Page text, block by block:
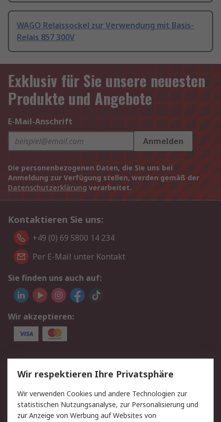
WAGO Relaissockel zur Verwendung mit Basis-
Relais 857 300V
Exklusiv für Sie unsere neuesten
Produkte und Angebote
E-Mail-Anschrift
Anmelden
Die personenbezogenen Daten, die Sie uns bei
Anmeldung zur Verfügung stellen, werden gemäß der
Datenschutzerklärung verarbeitet.
Kontaktieren Sie uns:
+49 (0) 69 5800 14 234
Per E-Mail unter Kontakt
Sie finden uns auch auf:
Wir akzeptieren:
Service
Value Added Services
Lieferlösungen
Rücksendungen
Kontakt
Hilfe
Privatkunden
Wir respektieren Ihre Privatsphäre
Wir verwenden Cookies und andere Technologien zur
statistischen Nutzungsanalyse, zur Personalisierung und
zur Anzeige von Werbung auf Websites von